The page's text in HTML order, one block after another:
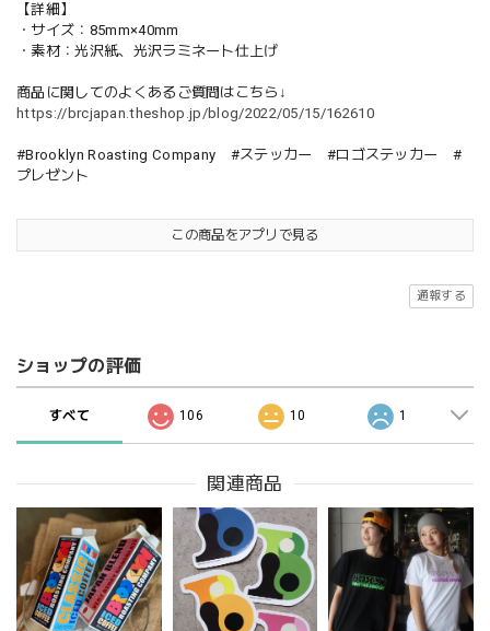
【詳細】
・サイズ：85mm×40mm
・素材：光沢紙、光沢ラミネート仕上げ
商品に関してのよくあるご質問はこちら↓
https://brcjapan.theshop.jp/blog/2022/05/15/162610
#Brooklyn Roasting Company #ステッカー #ロゴステッカー #
プレゼント
この商品をアプリで見る
通報する
ショップの評価
すべて 106 10 1
関連商品